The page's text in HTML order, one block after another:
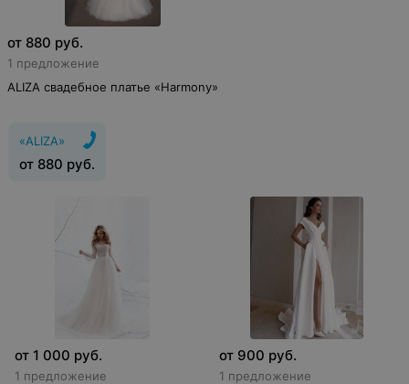
от 880 руб.
1 предложение
ALIZA свадебное платье «Harmony»
«ALIZA»
от 880 руб.
от 1 000 руб.
1 предложение
от 900 руб.
1 предложение